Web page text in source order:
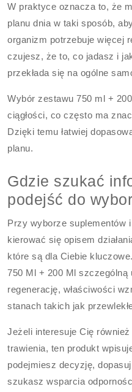
W praktyce oznacza to, że
planu dnia w taki sposób,
organizm potrzebuje więcej
czujesz, że to, co jadasz i
przekłada się na ogólne
Wybór zestawu 750 ml +
ciągłości, co często ma
Dzięki temu łatwiej
planu.
Gdzie szukać
podejść do
Przy wyborze suplementów
kierować się opisem
które są dla Ciebie
750 Ml + 200 Ml szczególną
regenerację, właściwości
stanach takich jak
Jeżeli interesuje Cię
trawienia, ten produkt
podejmiesz decyzję,
szukasz wsparcia